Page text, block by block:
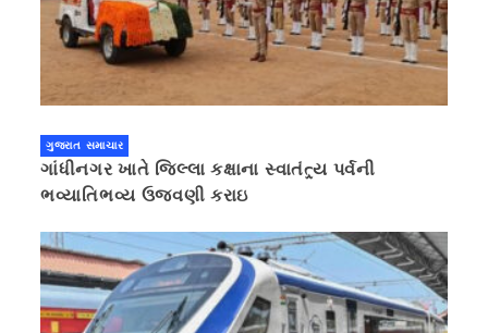
ગુજરાત સમાચાર
ગાંધીનગર ખાતે જિલ્લા કક્ષાના સ્વાતંત્ર્ય પર્વની
ભવ્યાતિભવ્ય ઉજવણી કરાઇ